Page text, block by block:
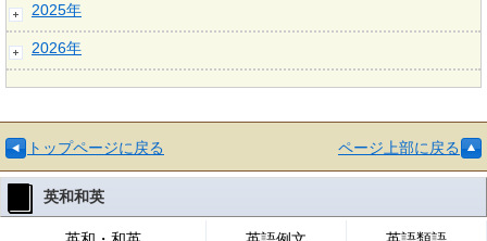
2025年
2026年
トップページに戻る ページ上部に戻る
英和和英